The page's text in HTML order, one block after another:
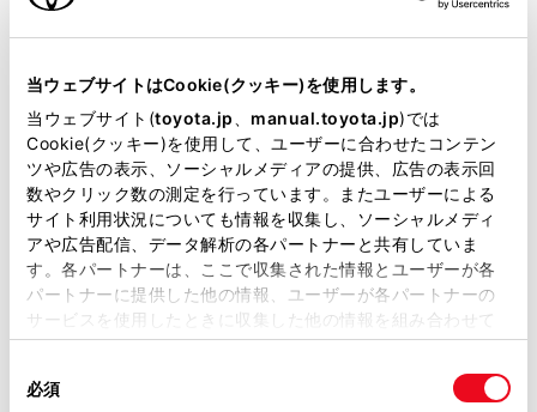
当ウェブサイトはCookie(クッキー)を使用します。
当ウェブサイト(toyota.jp manual.toyota.jp)では
Cookie(クッキー)を使用して、ユーザーに合わせたコンテン
ツや広告の表示、ソーシャルメディアの提供、広告の表示回
数やクリック数の測定を行っています。またユーザーによる
サイト利用状況についても情報を収集し、ソーシャルメディ
アや広告配信、データ解析の各パートナーと共有していま
す。各パートナーは、ここで収集された情報とユーザーが各
パートナーに提供した他の情報、ユーザーが各パートナーの
サービスを使用したときに収集した他の情報を組み合わせて
使用することがあります。当ウェブサイトの使用を続行する
必須
は、自動車検査証（車検証）をご
が可能です。
リコール等情報はこちら